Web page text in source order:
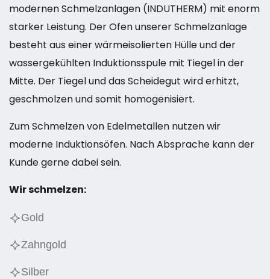
modernen Schmelzanlagen (INDUTHERM) mit enorm
starker Leistung. Der Ofen unserer Schmelzanlage
besteht aus einer wärmeisolierten Hülle und der
wassergekühlten Induktionsspule mit Tiegel in der
Mitte. Der Tiegel und das Scheidegut wird erhitzt,
geschmolzen und somit homogenisiert.
Zum Schmelzen von Edelmetallen nutzen wir
moderne Induktionsöfen. Nach Absprache kann der
Kunde gerne dabei sein.
Wir schmelzen:
Gold
Zahngold
Silber